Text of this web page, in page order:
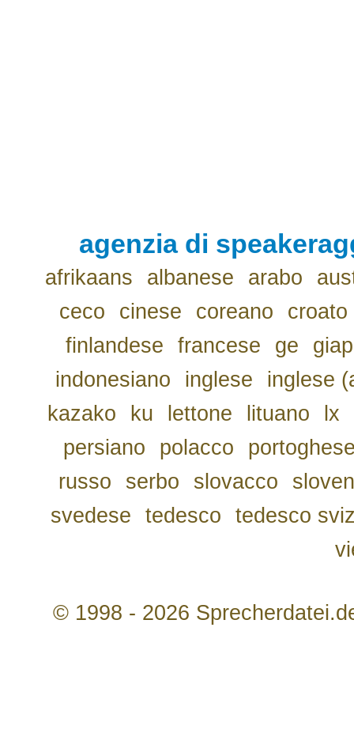
agenzia di
afrikaans albanese arabo
ceco
cinese coreano
croato
finlandese
francese ge
indonesiano
inglese
inglese
kazako
ku lettone lituano lx
persiano
polacco
russo
serbo slovacco
svedese
tedesco
tedesco
© 1998 - 2026